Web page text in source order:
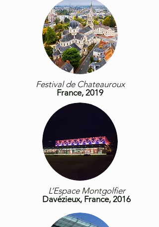
Festival de Chateauroux
France, 2019
L’Espace Montgolfier
Davézieux, France, 2016